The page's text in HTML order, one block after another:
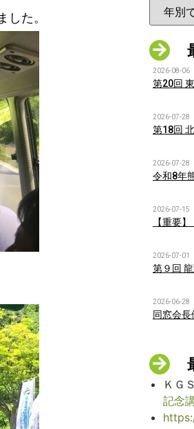
た。
2026-08-06
第20回
2026-07-28
第18回
2026-07-28
令和8年
2026-07-15
【重要
2026-07-01
第９回
2026-06-28
同窓会長
ＫＧ
記念